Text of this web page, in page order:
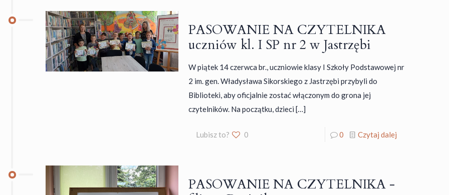
PASOWANIE NA CZYTELNIKA
uczniów kl. I SP nr 2 w Jastrzębi
W piątek 14 czerwca br., uczniowie klasy I Szkoły Podstawowej nr
2 im. gen. Władysława Sikorskiego z Jastrzębi przybyli do
Biblioteki, aby oficjalnie zostać włączonym do grona jej
czytelników. Na początku, dzieci […]
Lubisz to? 0 0 Czytaj dalej
PASOWANIE NA CZYTELNIKA -